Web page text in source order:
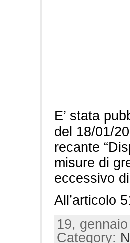
E’ stata
del 18/01/
recante
misure di
eccessivo
All’articolo
19,
Category: